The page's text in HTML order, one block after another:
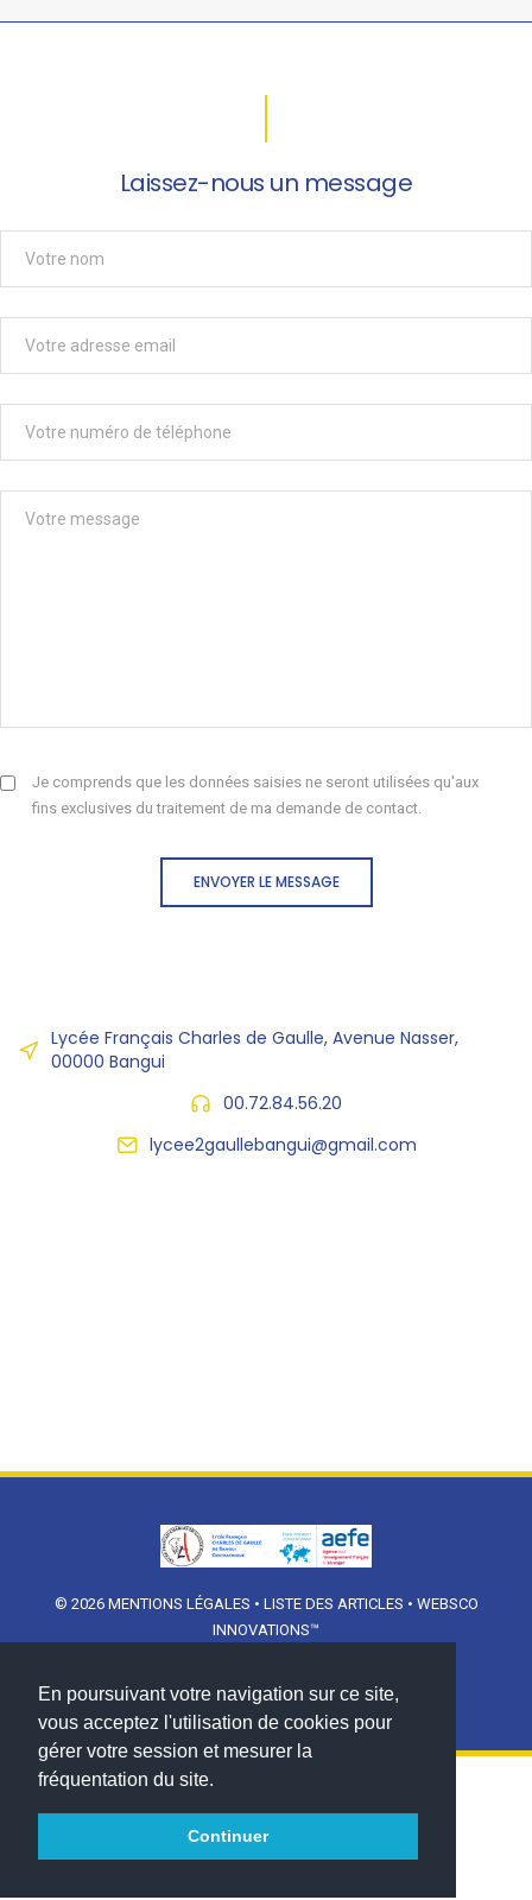
En poursuivant votre navigation sur ce site,
vous acceptez l'utilisation de cookies pour
gérer votre session et mesurer la
fréquentation du site.
Continuer
Laissez-nous un message
Je comprends que les données saisies ne seront utilisées qu'aux
fins exclusives du traitement de ma demande de contact.
ENVOYER LE MESSAGE
Lycée Français Charles de Gaulle, Avenue Nasser,
00000 Bangui
00.72.84.56.20
lycee2gaullebangui@gmail.com
© 2026 MENTIONS LÉGALES • LISTE DES ARTICLES • WEBSCO
INNOVATIONS™